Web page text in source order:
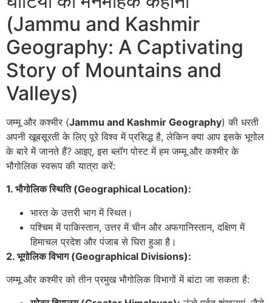
(Jammu and Kashmir
Geography: A Captivating
Story of Mountains and
Valleys)
जम्मू और कश्मीर (Jammu and Kashmir Geography) की धरती
अपनी खूबसूरती के लिए पूरे विश्व में प्रसिद्ध है, लेकिन क्या आप इसके भूगोल
के बारे में जानते हैं? आइए, इस ब्लॉग पोस्ट में हम जम्मू और कश्मीर के
भौगोलिक स्वरूप की यात्रा करें:
1. भौगोलिक स्थिति (Geographical Location):
भारत के उत्तरी भाग में स्थित।
पश्चिम में पाकिस्तान, उत्तर में चीन और अफगानिस्तान, दक्षिण में
हिमाचल प्रदेश और पंजाब से घिरा हुआ है।
2. भूगोलिक विभाग (Geographical Divisions):
जम्मू और कश्मीर को तीन प्रमुख भौगोलिक विभागों में बांटा जा सकता है: